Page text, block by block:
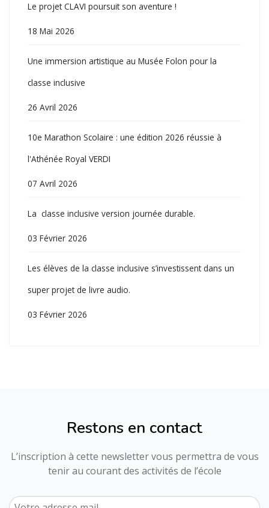
Le projet CLAVI poursuit son aventure !
18 Mai 2026
Une immersion artistique au Musée Folon pour la
classe inclusive
26 Avril 2026
10e Marathon Scolaire : une édition 2026 réussie à
l'Athénée Royal VERDI
07 Avril 2026
La classe inclusive version journée durable.
03 Février 2026
Les élèves de la classe inclusive s’investissent dans un
super projet de livre audio.
03 Février 2026
Restons en contact
L’inscription à cette newsletter vous permettra de vous
tenir au courant des activités de l’école